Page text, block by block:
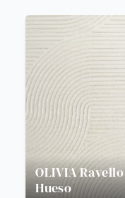
OLIVIARavello
Hueso